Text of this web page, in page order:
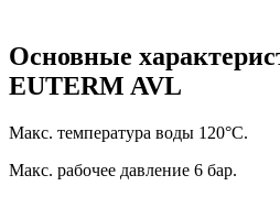
Основные
EUTERM AVL
Макс. температура воды 120°C.
Макс. рабочее давление 6 бар.